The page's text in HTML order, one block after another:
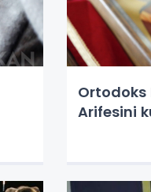
Ortodoks
Arifesini